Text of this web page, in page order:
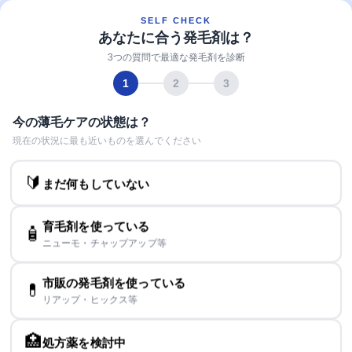
SELF CHECK
あなたに合う発毛剤は？
3つの質問で最適な発毛剤を診断
1 2 3
今の薄毛ケアの状態は？
現在の状況に最も近いものを選んでください
🔰 まだ何もしていない
🧴 育毛剤を使っている
ニューモ・チャップアップ等
💊 市販の発毛剤を使っている
リアップ・ヒックス等
🏥処方薬を検討中